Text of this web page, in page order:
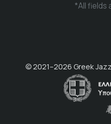
*All fields
© 2021–2026 Greek